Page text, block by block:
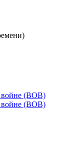
войне (ВОВ)
войне (ВОВ)